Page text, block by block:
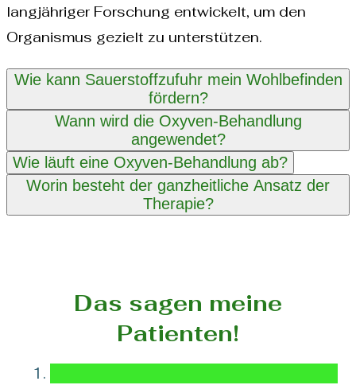
langjähriger Forschung entwickelt, um den
Organismus gezielt zu unterstützen.
Wie kann Sauerstoffzufuhr mein Wohlbefinden
fördern?
Wann wird die Oxyven-Behandlung
angewendet?
Wie läuft eine Oxyven-Behandlung ab?
Worin besteht der ganzheitliche Ansatz der
Therapie?
Das sagen meine
Patienten!